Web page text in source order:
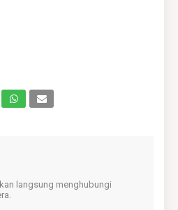
langsung menghubungi